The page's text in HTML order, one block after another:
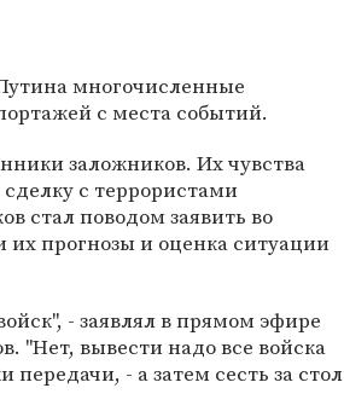
многочисленные
с места событий.
заложников. Их чувства
с террористами
стал поводом заявить во
прогнозы и оценка ситуации
- заявлял в прямом эфире
"Нет, вывести надо все войска
передачи, - а затем сесть за стол